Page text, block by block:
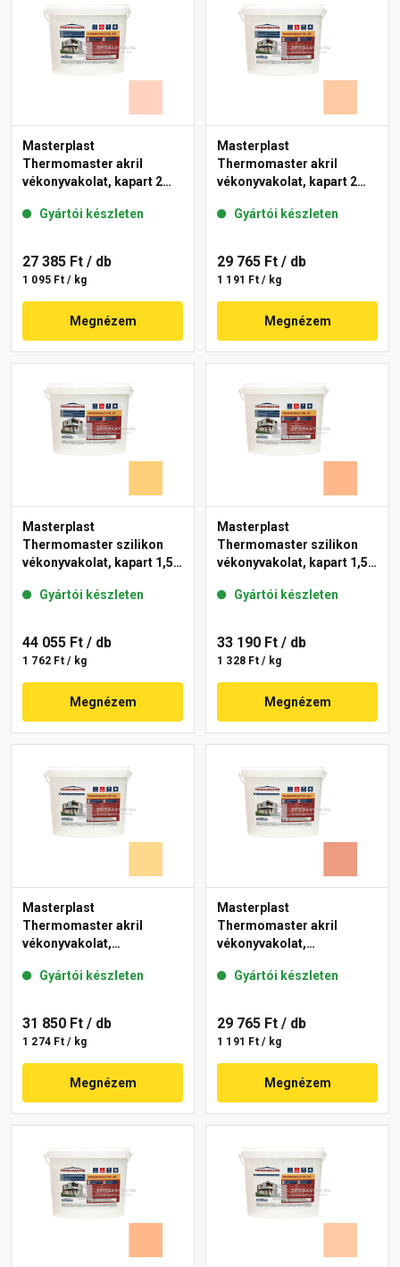
Masterplast
Thermomaster akril
vékonyvakolat, kapart 2
Gyártói készleten
27 385 Ft / db
1 095 Ft / kg
Megnézem
Masterplast
Thermomaster akril
vékonyvakolat, kapart 2
Gyártói készleten
29 765 Ft / db
1 191 Ft / kg
Megnézem
Masterplast
Thermomaster szilikon
vékonyvakolat, kapart 1,5
Gyártói készleten
44 055 Ft / db
1 762 Ft / kg
Megnézem
Masterplast
Thermomaster szilikon
vékonyvakolat, kapart 1,5
Gyártói készleten
33 190 Ft / db
1 328 Ft / kg
Megnézem
Masterplast
Thermomaster akril
vékonyvakolat,
01-D 25 kg
Gyártói készleten
31 850 Ft / db
1 274 Ft / kg
Megnézem
Masterplast
Thermomaster akril
vékonyvakolat,
17-C 25 kg
Gyártói készleten
29 765 Ft / db
1 191 Ft / kg
Megnézem